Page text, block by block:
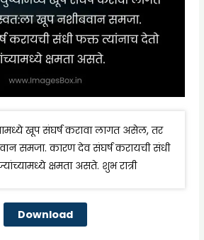
खूप संघर्ष करावा लागत असेल, तर
समजा. कारण देव संघर्ष करायची संधी
क्षमता असते. शुभ रात्री
Download